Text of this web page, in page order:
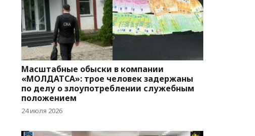
Масштабные обыски в компании
«МОЛДАТСА»: трое человек задержаны
по делу о злоупотреблении служебным
положением
24 июля 2026